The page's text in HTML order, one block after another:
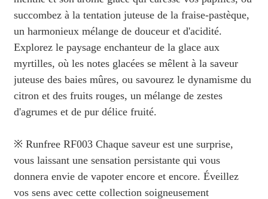
succombez à la tentation juteuse de la fraise-pastèque,
un harmonieux mélange de douceur et d'acidité.
Explorez le paysage enchanteur de la glace aux
myrtilles, où les notes glacées se mêlent à la saveur
juteuse des baies mûres, ou savourez le dynamisme du
citron et des fruits rouges, un mélange de zestes
d'agrumes et de pur délice fruité.
※ Runfree RF003 Chaque saveur est une surprise,
vous laissant une sensation persistante qui vous
donnera envie de vapoter encore et encore. Éveillez
vos sens avec cette collection soigneusement